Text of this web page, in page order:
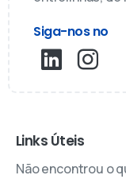
Siga-nos no
Links Úteis
Não encontrou o